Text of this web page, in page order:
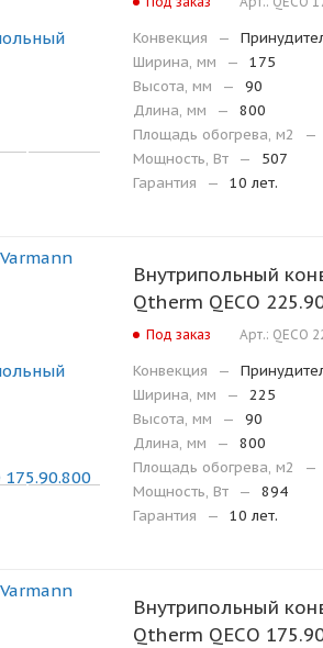
Конвекция —
Ширина, мм
—
175
Высота, мм
—
90
Длина, мм
—
800
Площадь обогрева, м2
—
Мощность, Вт
—
507
Гарантия
— 10 лет.
Внутрипольный
Qtherm QECO
Под заказ Арт.: QECO
Конвекция —
Ширина, мм
—
225
Высота, мм
—
90
Длина, мм
—
800
Площадь обогрева, м2
—
Мощность, Вт
—
894
Гарантия
— 10 лет.
Внутрипольный
Qtherm QECO